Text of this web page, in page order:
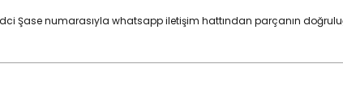
Tdci Şase numarasıyla whatsapp iletişim hattından parçanın